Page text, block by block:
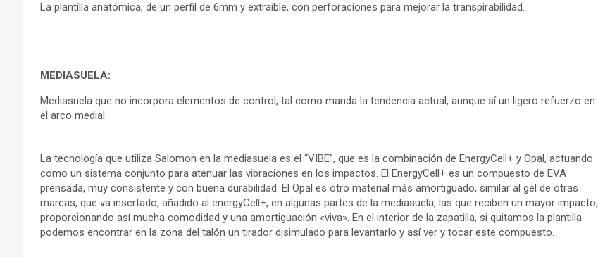
La plantilla anatómica, de un perfil de 6mm y extraíble, con perforaciones para mejorar la transpirabilidad.
MEDIASUELA:
Mediasuela que no incorpora elementos de control, tal como manda la tendencia actual, aunque sí un ligero refuerzo en
el arco medial.
La tecnología que utiliza Salomon en la mediasuela es el “VIBE”, que es la combinación de EnergyCell+ y Opal, actuando
como un sistema conjunto para atenuar las vibraciones en los impactos. El EnergyCell+ es un compuesto de EVA
prensada, muy consistente y con buena durabilidad. El Opal es otro material más amortiguado, similar al gel de otras
marcas, que va insertado, añadido al energyCell+, en algunas partes de la mediasuela, las que reciben un mayor impacto,
proporcionando así mucha comodidad y una amortiguación «viva». En el interior de la zapatilla, si quitamos la plantilla
podemos encontrar en la zona del talón un tirador disimulado para levantarlo y así ver y tocar este compuesto.